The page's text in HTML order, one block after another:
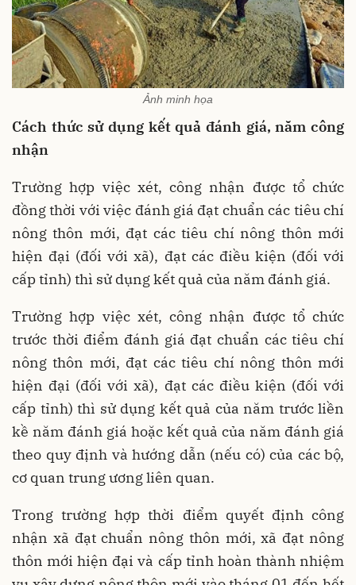
Ảnh minh họa
Cách thức sử dụng kết quả đánh giá, năm công
nhận
Trường hợp việc xét, công nhận được tổ chức
đồng thời với việc đánh giá đạt chuẩn các tiêu chí
nông thôn mới, đạt các tiêu chí nông thôn mới
hiện đại (đối với xã), đạt các điều kiện (đối với
cấp tỉnh) thì sử dụng kết quả của năm đánh giá.
Trường hợp việc xét, công nhận được tổ chức
trước thời điểm đánh giá đạt chuẩn các tiêu chí
nông thôn mới, đạt các tiêu chí nông thôn mới
hiện đại (đối với xã), đạt các điều kiện (đối với
cấp tỉnh) thì sử dụng kết quả của năm trước liền
kề năm đánh giá hoặc kết quả của năm đánh giá
theo quy định và hướng dẫn (nếu có) của các bộ,
cơ quan trung ương liên quan.
Trong trường hợp thời điểm quyết định công
nhận xã đạt chuẩn nông thôn mới, xã đạt nông
thôn mới hiện đại và cấp tỉnh hoàn thành nhiệm